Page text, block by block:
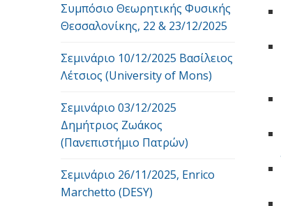
Συμπόσιο Θεωρητικής Φυσικής
Θεσσαλονίκης, 22 & 23/12/2025
Σεμινάριο 10/12/2025 Βασίλειος
Λέτσιος (University of Mons)
Σεμινάριο 03/12/2025
Δημήτριος Ζωάκος
(Πανεπιστήμιο Πατρών)
Σεμινάριο 26/11/2025, Enrico
Marchetto (DESY)